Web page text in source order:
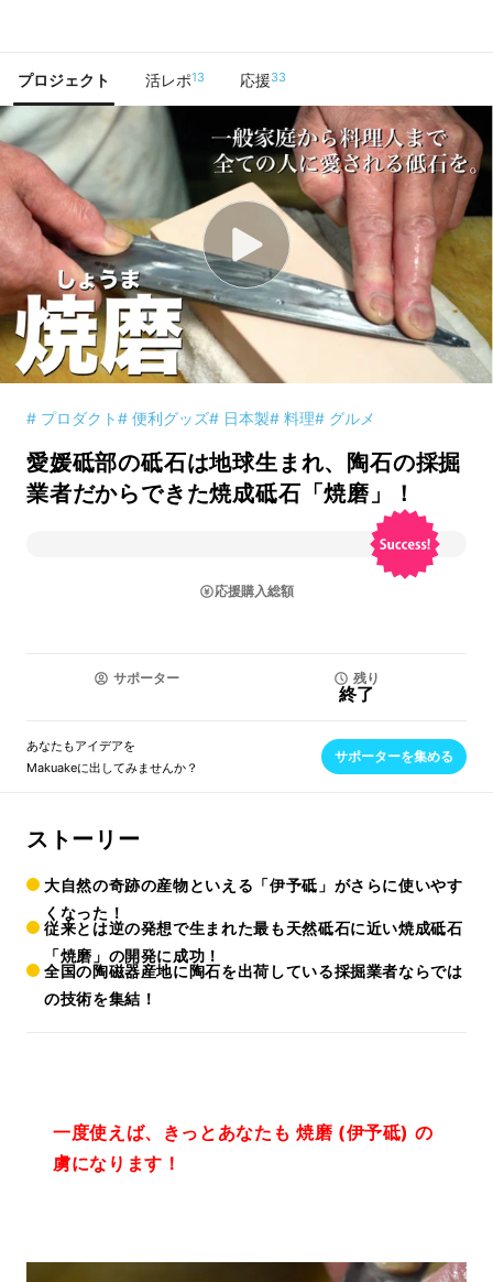
プロジェクト 活レポ13 応援33
# プロダクト# 便利グッズ# 日本製# 料理# グルメ
愛媛砥部の砥石は地球生まれ、陶石の採掘
業者だからできた焼成砥石「焼磨」！
応援購入総額
サポーター 残り
終了
あなたもアイデアを
Makuakeに出してみませんか？
サポーターを集める
ストーリー
大自然の奇跡の産物といえる「伊予砥」がさらに使いやす
くなった！
従来とは逆の発想で生まれた最も天然砥石に近い焼成砥石
「焼磨」の開発に成功！
全国の陶磁器産地に陶石を出荷している採掘業者ならでは
の技術を集結！
一度使えば、きっとあなたも 焼磨 (伊予砥) の
虜になります！